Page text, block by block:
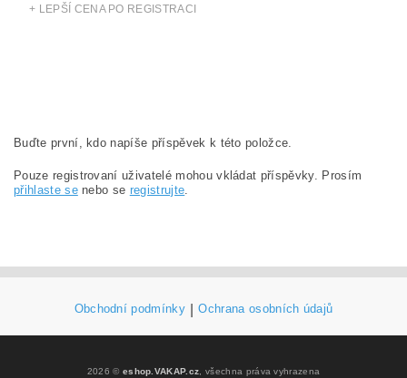
+ LEPŠÍ CENA PO REGISTRACI
Buďte první, kdo napíše příspěvek k této položce.
Pouze registrovaní uživatelé mohou vkládat příspěvky. Prosím
přihlaste senebo se registrujte.
Obchodní podmínky Ochrana osobních údajů
2026 © eshop.VAKAP.cz , všechna práva vyhrazena